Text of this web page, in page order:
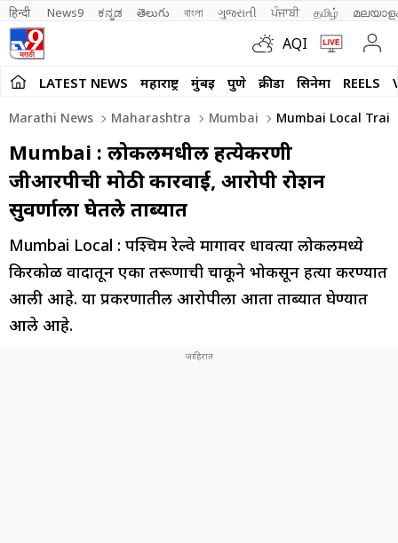
हिन्दी News9 ಕನ್ನಡ తెలుగు বাংলা ગુજરાતી ਪੰਜਾਬੀ தமிழ்
AQI
LATEST NEWS महाराष्ट्र मुंबई पुणे क्रीडा सिनेमा REELS
Marathi News Maharashtra Mumbai Mumbai Local
Mumbai : लोकलमधील हत्येप्रकरणी
जीआरपीची मोठी कारवाई, आरोपी रोशन
सुवर्णाला घेतले ताब्यात
Mumbai Local : पश्चिम रेल्वे मार्गावर धावत्या लोकलमध्ये
किरकोळ वादातून एका तरूणाची चाकूने भोकसून हत्या करण्यात
आली आहे. या प्रकरणातील आरोपीला आता ताब्यात घेण्यात
आले आहे.